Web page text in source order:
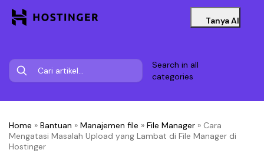
Tanya AI
Search in all
categories
Home » Bantuan » Manajemen file » File Manager » Cara
Mengatasi Masalah Upload yang Lambat di File Manager di
Hostinger